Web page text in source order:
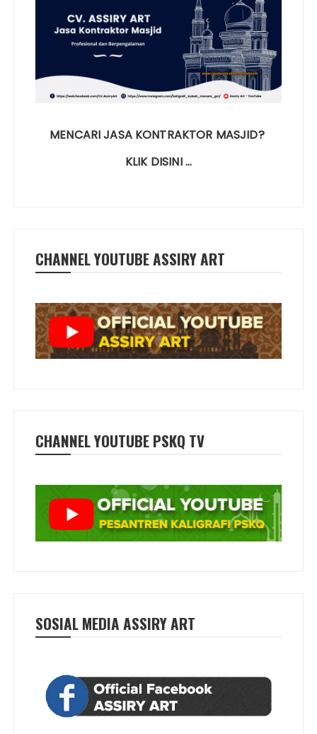
MENCARI JASA KONTRAKTOR MASJID?
KLIK DISINI …
CHANNEL YOUTUBE ASSIRY ART
CHANNEL YOUTUBE PSKQ TV
SOSIAL MEDIA ASSIRY ART